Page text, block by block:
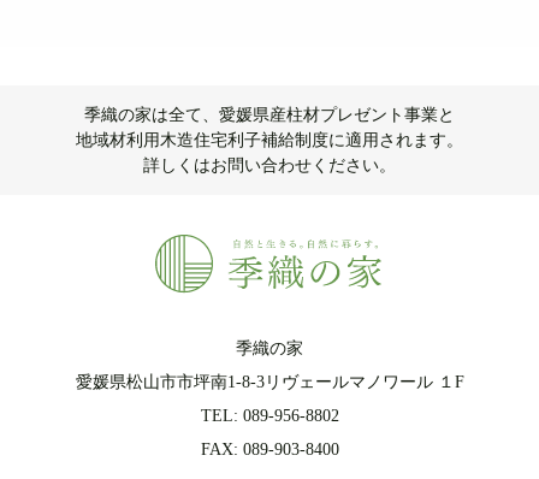
季織の家は全て、愛媛県産柱材プレゼント事業と
地域材利用木造住宅利子補給制度に適用されます。
詳しくはお問い合わせください。
季織の家
愛媛県松山市市坪南1-8-3リヴェールマノワール １F
TEL: 089-956-8802
FAX: 089-903-8400